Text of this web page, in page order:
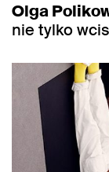
Olga
nie tylko